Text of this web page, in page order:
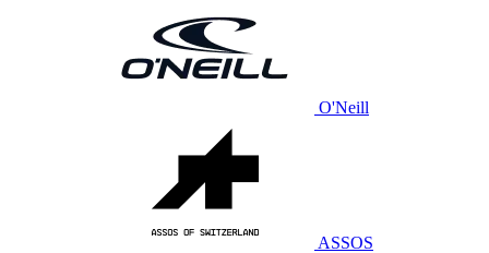
O'Neill
ASSOS